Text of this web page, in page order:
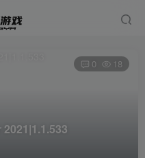
0 18